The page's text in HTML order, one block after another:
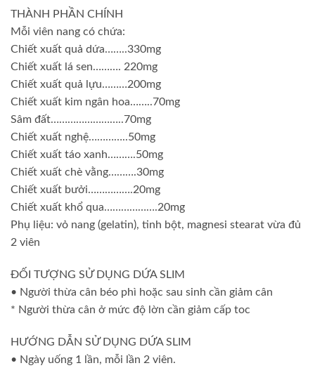
THÀNH PHẦN CHÍNH
Mỗi viên nang có chứa:
Chiết xuất quả dứa……..330mg
Chiết xuất lá sen………. 220mg
Chiết xuất quả lựu………200mg
Chiết xuất kim ngân hoa……..70mg
Sâm đất……………………..70mg
Chiết xuất nghệ…………..50mg
Chiết xuất táo xanh……….50mg
Chiết xuất chè vằng……….30mg
Chiết xuất bưởi…………….20mg
Chiết xuất khổ qua……………….20mg
Phụ liệu: vỏ nang (gelatin), tinh bột, magnesi stearat vừa đủ
2 viên
ĐỐI TƯỢNG SỬ DỤNG DỨA SLIM
• Người thừa cân béo phì hoặc sau sinh cần giảm cân
* Người thừa cân ở mức độ lờn cần giảm cấp toc
HƯỚNG DẪN SỬ DỤNG DỨA SLIM
• Ngày uống 1 lần, mỗi lần 2 viên.